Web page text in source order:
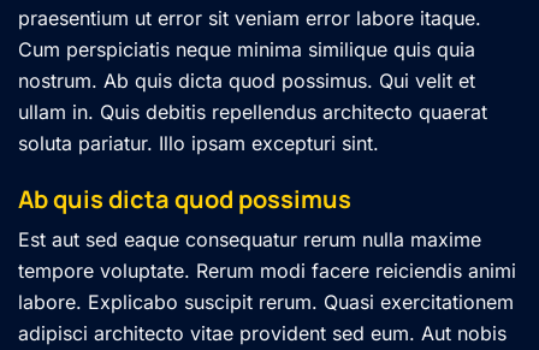
praesentium ut error sit veniam error labore itaque.
Cum perspiciatis neque minima similique quis quia
nostrum. Ab quis dicta quod possimus. Qui velit et
ullam in. Quis debitis repellendus architecto quaerat
soluta pariatur. Illo ipsam excepturi sint.
Ab quis dicta quod possimus
Est aut sed eaque consequatur rerum nulla maxime
tempore voluptate. Rerum modi facere reiciendis animi
labore. Explicabo suscipit rerum. Quasi exercitationem
adipisci architecto vitae provident sed eum. Aut nobis